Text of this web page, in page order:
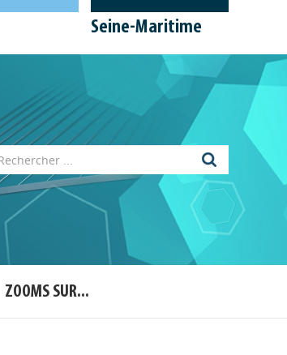
Seine-Maritime
ZOOMS SUR...
Appels à projets
Déposer une actu !
Accéder à son compte - (Se
déconnecter)